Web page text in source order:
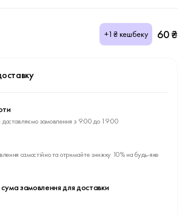
+1₴ кешбеку 60 ₴
замовлення з 9:00 до 19:00
самостійно та отримайте знижку 10% на будь-яке
сума замовлення для доставки